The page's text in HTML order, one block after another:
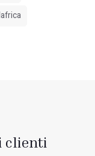
clienti